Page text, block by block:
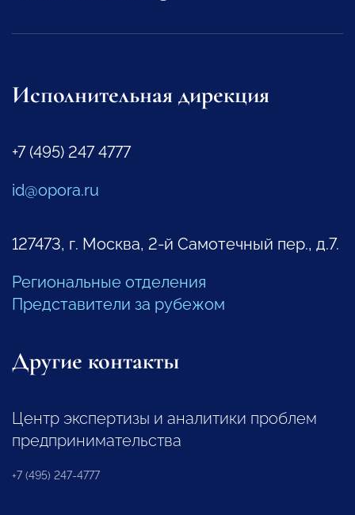
Исполнительная дирекция
+7 (495) 247 4777
id@opora.ru
127473, г. Москва, 2-й Самотечный пер., д.7.
Региональные отделения
Представители за рубежом
Другие контакты
Центр экспертизы и аналитики проблем
предпринимательства
+7 (495) 247-4777